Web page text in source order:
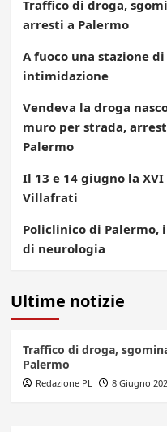
Traffico di droga,
arresti a Palermo
A fuoco una stazione
intimidazione
Vendeva la droga
muro per strada,
Palermo
Il 13 e 14 giugno la
Villafrati
Policlinico di Palermo,
di neurologia
Ultime notizie
Traffico di droga,
Palermo
Redazione PL 8 Giugno